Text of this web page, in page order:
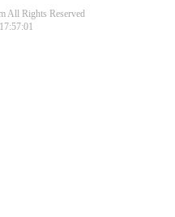
All Rights Reserved